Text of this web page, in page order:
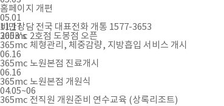
홈페이지 개편
05.01
비만상담 전국 대표전화 개통 1577-3653
2003's
11.17
365mc 2호점 도봉점 오픈
365mc 체형관리, 체중감량, 지방흡입 서비스 개시
06.16
365mc 노원본점 진료개시
06.16
365mc 노원본점 개원식
04.05~06
365mc 전직원 개원준비 연수교육 (상록리조트)